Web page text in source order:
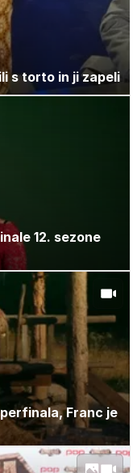
s torto in ji zapeli
12. sezone
Franc je